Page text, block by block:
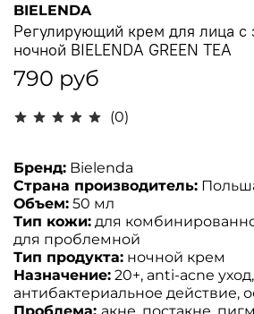
(0)
BIELENDA
Регулирующий крем для лица
ночной BIELENDA GREEN TEA
790 руб
Бренд: Bielenda
Страна производитель:
Объем: 50 мл
Тип кожи: для
для проблемной
Тип продукта: ночной крем
Назначение: 20+, anti-acne уход,
антибактериальное действие,